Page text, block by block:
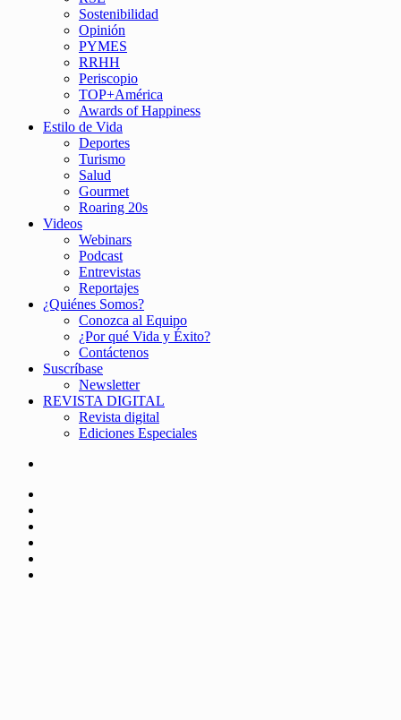
Sostenibilidad
Opinión
PYMES
RRHH
Periscopio
TOP+América
Awards of Happiness
Estilo de Vida
Deportes
Turismo
Salud
Gourmet
Roaring 20s
Videos
Webinars
Podcast
Entrevistas
Reportajes
¿Quiénes Somos?
Conozca al Equipo
¿Por qué Vida y Éxito?
Contáctenos
Suscríbase
Newsletter
REVISTA DIGITAL
Revista digital
Ediciones Especiales